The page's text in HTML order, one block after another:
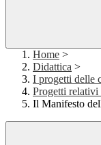
Home >
Didattica >
I progetti delle
Progetti
Il Manifesto